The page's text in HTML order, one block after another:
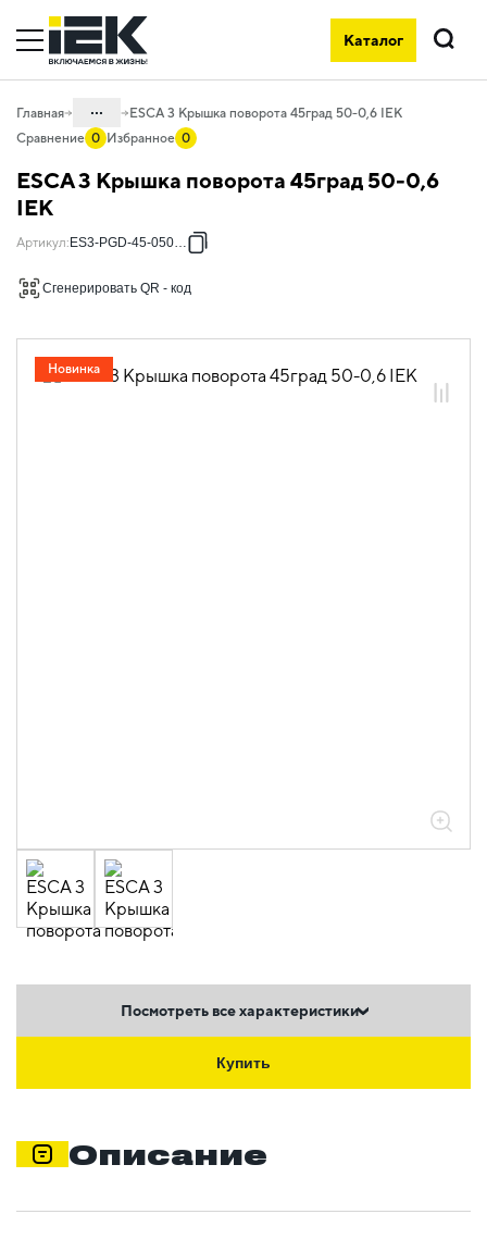
Каталог
Поиск
Главная ...
05.04 Кабельные лотки и аксессуары
металлических
листовых ESCA
05.04.04.03.01 Аксессуары ломаные
ESCA 3 Крышка поворота 45град 50-0,6 IEK
Сравнение 0 Избранное 0
ESCA 3 Крышка поворота 45град 50-0,6
IEK
Новинка
Артикул: ES3-PGD-45-050-06
Сгенерировать QR - код
Посмотреть все характеристики
Купить
Описание